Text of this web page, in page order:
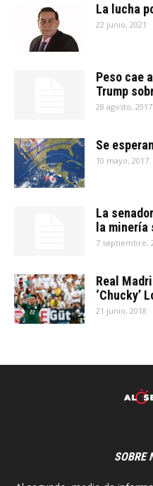
La lucha
22 junio, 2021
Peso cae
Trump
28 agosto, 2017
Se
10 mayo, 2017
La
la minería
7 septiembre,
Real
‘Chucky’
21 junio, 2018
SOBRE